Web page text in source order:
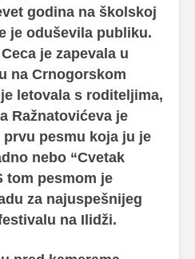
godina na školskoj
je oduševila publiku.
je zapevala u
na Crnogorskom
letovala s roditeljima,
Ražnatovićeva je
pesmu koja ju je
nebo “Cvetak
tom pesmom je
za najuspešnijeg
na Ilidži.